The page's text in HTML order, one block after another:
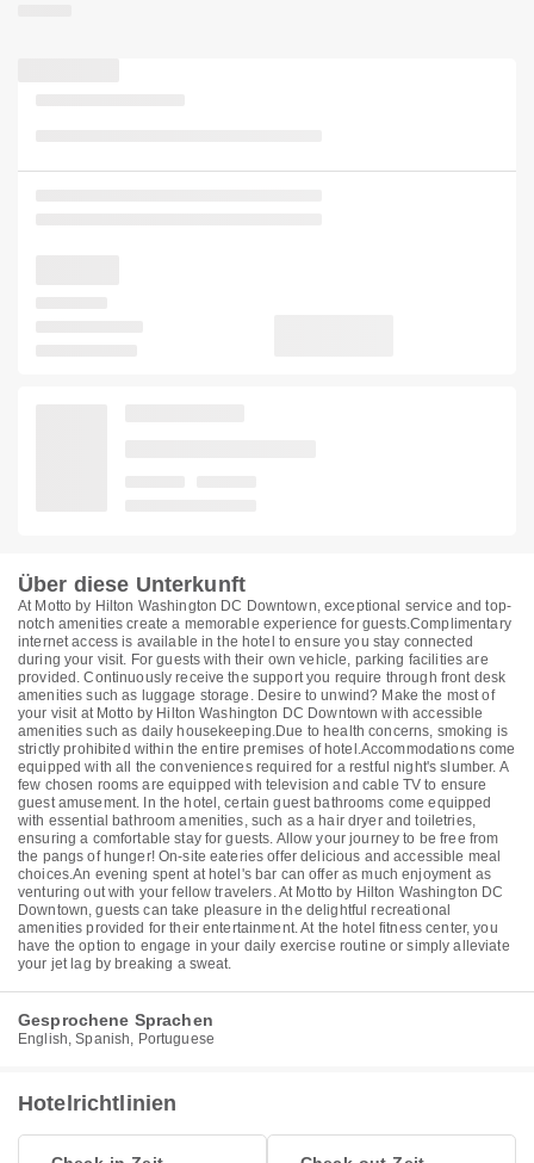
Über diese Unterkunft
At Motto by Hilton Washington DC Downtown, exceptional service and top-
notch amenities create a memorable experience for guests.Complimentary
internet access is available in the hotel to ensure you stay connected
during your visit. For guests with their own vehicle, parking facilities are
provided. Continuously receive the support you require through front desk
amenities such as luggage storage. Desire to unwind? Make the most of
your visit at Motto by Hilton Washington DC Downtown with accessible
amenities such as daily housekeeping.Due to health concerns, smoking is
strictly prohibited within the entire premises of hotel.Accommodations come
equipped with all the conveniences required for a restful night's slumber. A
few chosen rooms are equipped with television and cable TV to ensure
guest amusement. In the hotel, certain guest bathrooms come equipped
with essential bathroom amenities, such as a hair dryer and toiletries,
ensuring a comfortable stay for guests. Allow your journey to be free from
the pangs of hunger! On-site eateries offer delicious and accessible meal
choices.An evening spent at hotel's bar can offer as much enjoyment as
venturing out with your fellow travelers. At Motto by Hilton Washington DC
Downtown, guests can take pleasure in the delightful recreational
amenities provided for their entertainment. At the hotel fitness center, you
have the option to engage in your daily exercise routine or simply alleviate
your jet lag by breaking a sweat.
Gesprochene Sprachen
English, Spanish, Portuguese
Hotelrichtlinien